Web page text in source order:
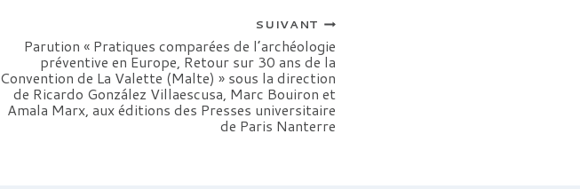
SUIVANT
Parution « Pratiques comparées de l’archéologie
préventive en Europe, Retour sur 30 ans de la
Convention de La Valette (Malte) » sous la direction
de Ricardo González Villaescusa, Marc Bouiron et
Amala Marx, aux éditions des Presses universitaire
de Paris Nanterre